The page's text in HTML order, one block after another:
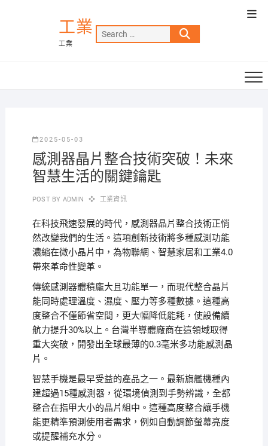
工業
工業
Search
…
2025-05-03
感測器晶片整合技術突破！未來
智慧生活的關鍵鑰匙
POST BY ADMIN 工業資訊
在科技飛速發展的時代，感測器晶片整合技術正悄
然改變我們的生活。這項創新技術將多種感測功能
濃縮在微小晶片中，為物聯網、智慧家居和工業4.0
帶來革命性變革。
傳統感測器體積龐大且功能單一，而現代整合晶片
能同時處理溫度、濕度、壓力等多種數據。這種高
度整合不僅節省空間，更大幅降低能耗，使設備續
航力提升30%以上。台灣半導體廠商在這領域取得
重大突破，開發出全球最薄的0.3毫米多功能感測晶
片。
智慧手機是最早受益的產品之一。最新旗艦機種內
建超過15種感測器，從環境偵測到手勢辨識，全都
整合在指甲大小的晶片組中。這種高度整合讓手機
能更精準預測使用者需求，例如自動調節螢幕亮度
或提醒補充水分。